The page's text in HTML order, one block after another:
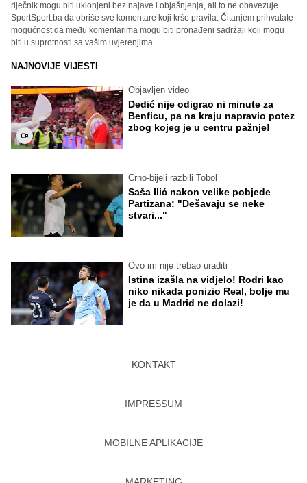
riječnik mogu biti uklonjeni bez najave i objašnjenja, ali to ne obavezuje
SportSport.ba da obriše sve komentare koji krše pravila. Čitanjem prihvatate
mogućnost da među komentarima mogu biti pronađeni sadržaji koji mogu
biti u suprotnosti sa vašim uvjerenjima.
NAJNOVIJE VIJESTI
Objavljen video
Dedić nije odigrao ni minute za
Benficu, pa na kraju napravio potez
zbog kojeg je u centru pažnje!
Crno-bijeli razbili Tobol
Saša Ilić nakon velike pobjede
Partizana: "Dešavaju se neke
stvari..."
Ovo im nije trebao uraditi
Istina izašla na vidjelo! Rodri kao
niko nikada ponizio Real, bolje mu
je da u Madrid ne dolazi!
KONTAKT
IMPRESSUM
MOBILNE APLIKACIJE